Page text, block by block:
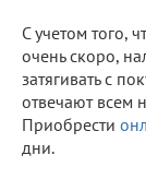
С учетом того,
очень скоро,
затягивать с
отвечают всем
Приобрести
дни.